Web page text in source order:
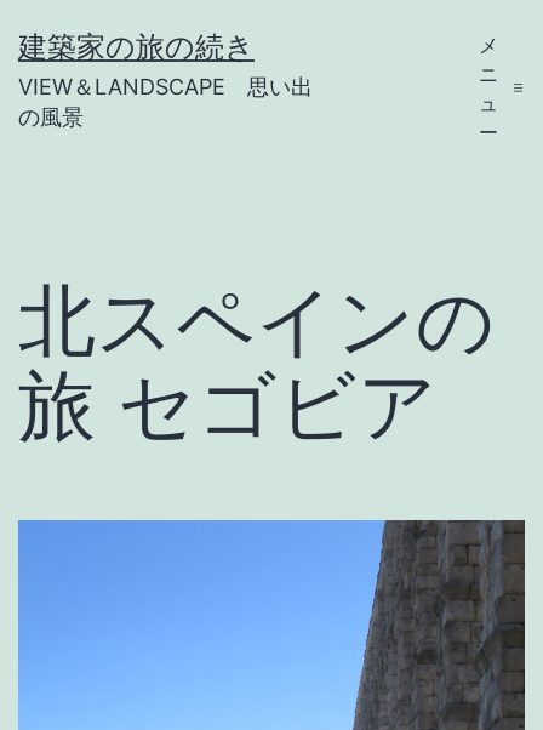
ン
キ
ッ
プ
建築家の旅の続き
VIEW＆LANDSCAPE 思い出
の風景
メ
ニ
ュ
ー
北スペインの
旅 セゴビア